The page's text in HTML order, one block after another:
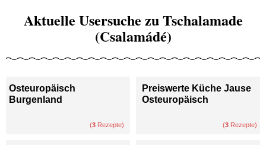
Aktuelle Usersuche zu Tschalamade
(Csalamádé)
Osteuropäisch
Burgenland
(3 Rezepte)
Preiswerte Küche Jause
Osteuropäisch
(3 Rezepte)